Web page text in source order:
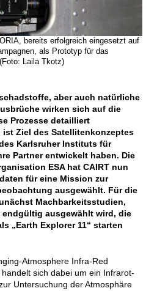
bereits erfolgreich eingesetzt auf
als Prototyp für das
Laila Tkotz)
aber auch natürliche
wirken sich auf die
Prozesse detailliert
Ziel des Satellitenkonzeptes
Karlsruher Instituts für
Partner entwickelt haben. Die
ESA hat CAIRT nun
für eine Mission zur
ausgewählt. Für die
Machbarkeitsstudien,
endgültig ausgewählt wird, die
„Earth Explorer 11“ starten
Atmosphere Infra-Red
sich dabei um ein Infrarot-
Untersuchung der Atmosphäre